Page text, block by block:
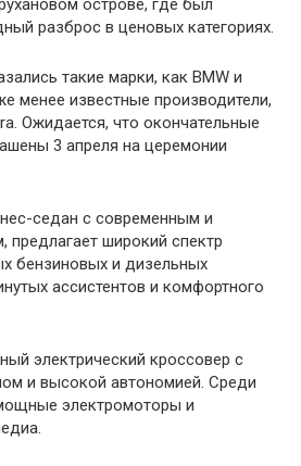
острове, где был
разброс в ценовых категориях.
такие марки, как BMW и
менее известные производители,
Ожидается, что окончательные
3 апреля на церемонии
седан с современным и
предлагает широкий спектр
бензиновых и дизельных
ассистентов и комфортного
электрический кроссовер с
и высокой автономией. Среди
электромоторы и